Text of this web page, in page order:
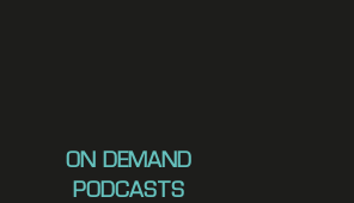
ON DEMAND
PODCASTS